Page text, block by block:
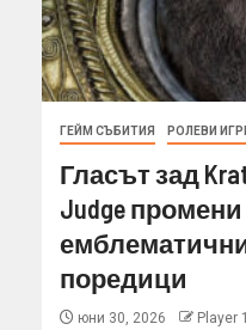
ГЕЙМ СЪБИТИЯ РОЛЕВИ
Гласът зад
Judge
поредици
юни 30, 2026 Player 1